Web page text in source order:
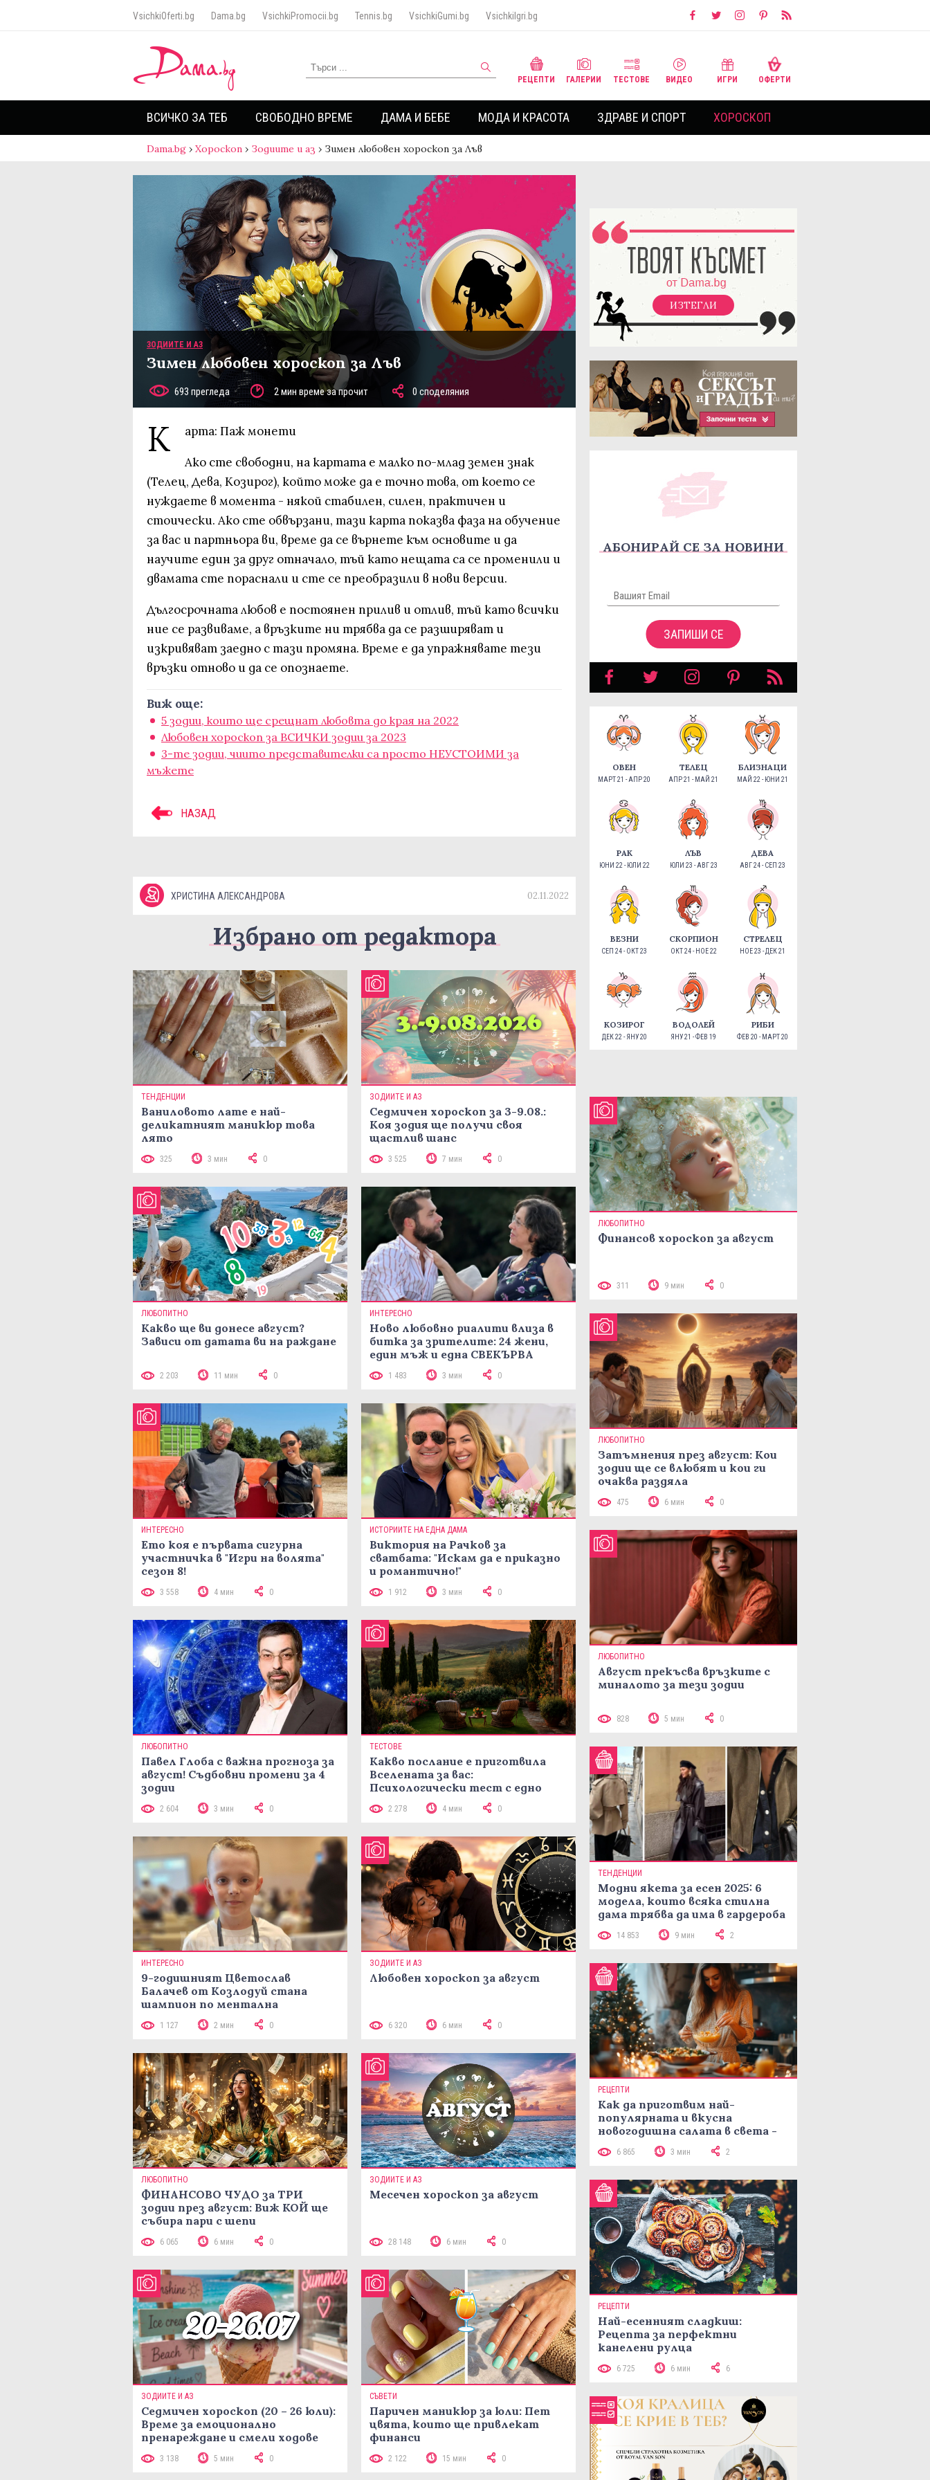
VsichkiOferti.bg Dama.bg VsichkiPromocii.bg Tennis.bg VsichkiGumi.bg VsichkiIgri.bg
РЕЦЕПТИ ГАЛЕРИИ ТЕСТОВЕ ВИДЕО ИГРИ ОФЕРТИ
ВСИЧКО ЗА ТЕБ СВОБОДНО ВРЕМЕ ДАМА И БЕБЕ МОДА И КРАСОТА ЗДРАВЕ И СПОРТ ХОРОСКОП
Dama.bg › Хороскоп › Зодиите и аз › Зимен любовен хороскоп за Лъв
ЗОДИИТЕ И АЗ
Зимен любовен хороскоп за Лъв
693 прегледа 2 мин време за прочит 0 споделяния
К арта: Паж монети
Ако сте свободни, на картата е малко по-млад земен знак
(Телец, Дева, Козирог), който може да е точно това, от което се
нуждаете в момента - някой стабилен, силен, практичен и
стоически. Ако сте обвързани, тази карта показва фаза на обучение
за вас и партньора ви, време да се върнете към основите и да
научите един за друг отначало, тъй като нещата са се променили и
двамата сте пораснали и сте се преобразили в нови версии.
Дългосрочната любов е постоянен прилив и отлив, тъй като всички
ние се развиваме, а връзките ни трябва да се разширяват и
изкривяват заедно с тази промяна. Време е да упражнявате тези
връзки отново и да се опознаете.
Виж още:
5 зодии, които ще срещнат любовта до края на 2022
Любовен хороскоп за ВСИЧКИ зодии за 2023
3-те зодии, чиито представителки са просто НЕУСТОИМИ за
мъжете
НАЗАД
ХРИСТИНА АЛЕКСАНДРОВА 02.11.2022
Избрано от редактора
ТЕНДЕНЦИИ
Ваниловото лате е най-
деликатният маникюр това
лято
325 3 мин 0
ЗОДИИТЕ И АЗ
Седмичен хороскоп за 3-9.08.:
Коя зодия ще получи своя
щастлив шанс
3 525 7 мин 0
ЛЮБОПИТНО
Какво ще ви донесе август?
Зависи от датата ви на ражданe
2 203 11 мин 0
ИНТЕРЕСНО
Ново любовно риалити влиза в
битка за зрителите: 24 жени,
един мъж и една СВЕКЪРВА
1 483 3 мин 0
ИНТЕРЕСНО
Ето коя е първата сигурна
участничка в "Игри на волята"
сезон 8!
3 558 4 мин 0
ИСТОРИИТЕ НА ЕДНА ДАМА
Виктория на Рачков за
сватбата: "Искам да е приказно
и романтично!"
1 912 3 мин 0
ЛЮБОПИТНО
Павел Глоба с важна прогноза за
август! Съдбовни промени за 4
зодии
2 604 3 мин 0
ТЕСТОВЕ
Какво послание е приготвила
Вселената за вас:
Психологически тест с едно
2 278 4 мин 0
ИНТЕРЕСНО
9-годишният Цветослав
Балачев от Козлодуй стана
шампион по ментална
аритметика с 320 задачи за 10
минути
1 127 2 мин 0
ЗОДИИТЕ И АЗ
Любовен хороскоп за август
6 320 6 мин 0
ЛЮБОПИТНО
ФИНАНСОВО ЧУДО за ТРИ
зодии през август: Виж КОЙ ще
събира пари с шепи
6 065 6 мин 0
ЗОДИИТЕ И АЗ
Месечен хороскоп за август
28 148 6 мин 0
ЗОДИИТЕ И АЗ
Седмичен хороскоп (20 – 26 юли):
Време за емоционално
пренареждане и смели ходове
3 138 5 мин 0
СЪВЕТИ
Паричен маникюр за юли: Пет
цвята, които ще привлекат
финанси
2 122 15 мин 0
ИЗТЕГЛИ
АБОНИРАЙ СЕ ЗА НОВИНИ
ЗАПИШИ СЕ
ОВЕН
МАРТ 21 - АПР 20
ТЕЛЕЦ
АПР 21 - МАЙ 21
БЛИЗНАЦИ
МАЙ 22 - ЮНИ 21
РАК
ЮНИ 22 - ЮЛИ 22
ЛЪВ
ЮЛИ 23 - АВГ 23
ДЕВА
АВГ 24 - СЕП 23
ВЕЗНИ
СЕП 24 - ОКТ 23
СКОРПИОН
ОКТ 24 - НОЕ 22
СТРЕЛЕЦ
НОЕ 23 - ДЕК 21
КОЗИРОГ
ДЕК 22 - ЯНУ 20
ВОДОЛЕЙ
ЯНУ 21 - ФЕВ 19
РИБИ
ФЕВ 20 - МАРТ 20
ЛЮБОПИТНО
Финансов хороскоп за август
311 9 мин 0
ЛЮБОПИТНО
Затъмнения през август: Кои
зодии ще се влюбят и кои ги
очаква раздяла
475 6 мин 0
ЛЮБОПИТНО
Август прекъсва връзките с
миналото за тези зодии
828 5 мин 0
ТЕНДЕНЦИИ
Модни якета за есен 2025: 6
модела, които всяка стилна
дама трябва да има в гардероба
14 853 9 мин 2
РЕЦЕПТИ
Как да приготвим най-
популярната и вкусна
новогодишна салата в света -
рецепта Мимоза
6 865 3 мин 2
РЕЦЕПТИ
Най-есенният сладкиш:
Рецепта за перфектни
канелени рулца
6 725 6 мин 6